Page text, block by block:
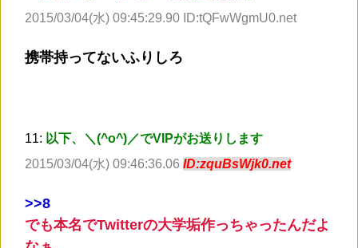
2015/03/04(水) 09:45:29.90 ID:tQFwWgmU0.net
携帯持ってないふりしろ
11: 以下、＼(^o^)／でVIPがお送りします
2015/03/04(水) 09:46:36.06 ID:zquBsWjk0.net
>>8
でも本名でTwitterの大学垢作っちゃったんだよ